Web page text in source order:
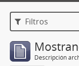
Filtros
Descripción